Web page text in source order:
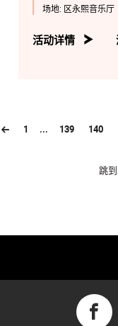
场地: 区永熙音乐厅
活动详情
1 ... 139 140
跳